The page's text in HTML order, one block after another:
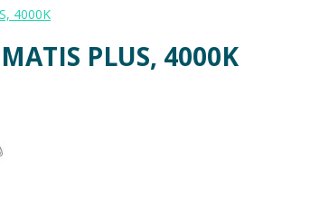
4000K
PLUS, 4000K